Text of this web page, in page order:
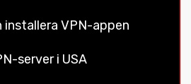
installera VPN-appen
server i USA